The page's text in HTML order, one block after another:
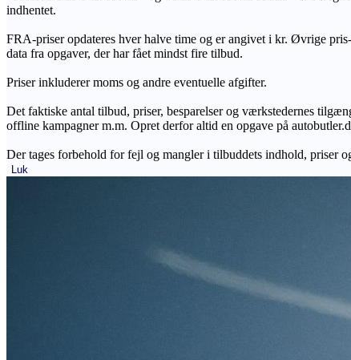
indhentet.
FRA-priser opdateres hver halve time og er angivet i kr. Øvrige
data fra opgaver, der har fået mindst fire tilbud.
Priser inkluderer moms og andre eventuelle afgifter.
Det faktiske antal tilbud, priser, besparelser og værkstedernes
offline kampagner m.m. Opret derfor altid en opgave på
Der tages forbehold for fejl og mangler i tilbuddets indhold, priser
Luk